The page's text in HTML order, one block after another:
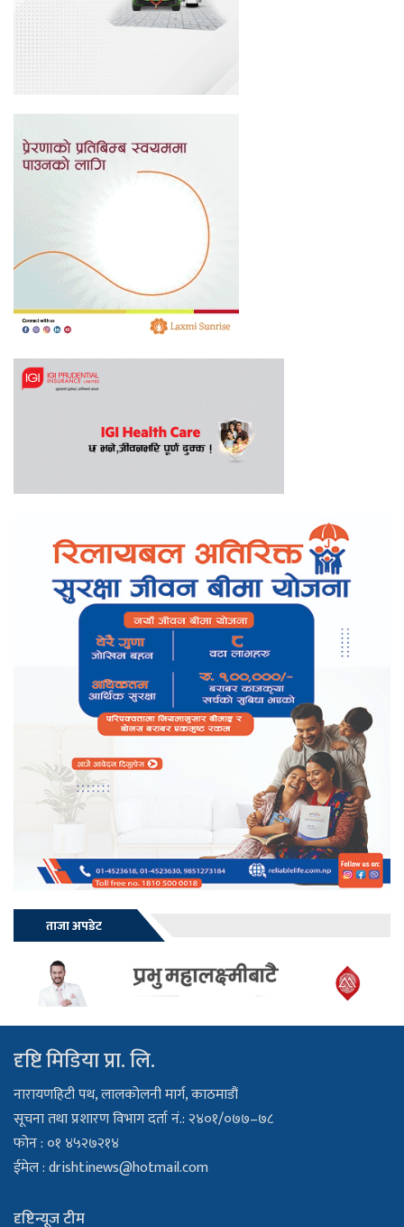
ताजा अपडेट
दृष्टि मिडिया प्रा. लि.
नारायणहिटी पथ, लालकोलनी मार्ग, काठमाडौं
सूचना तथा प्रशारण विभाग दर्ता नं.: २४०१/०७७–७८
फोन : ०१ ४५२७२१४
ईमेल :drishtinews@hotmail.com
दृष्टिन्यूज टीम